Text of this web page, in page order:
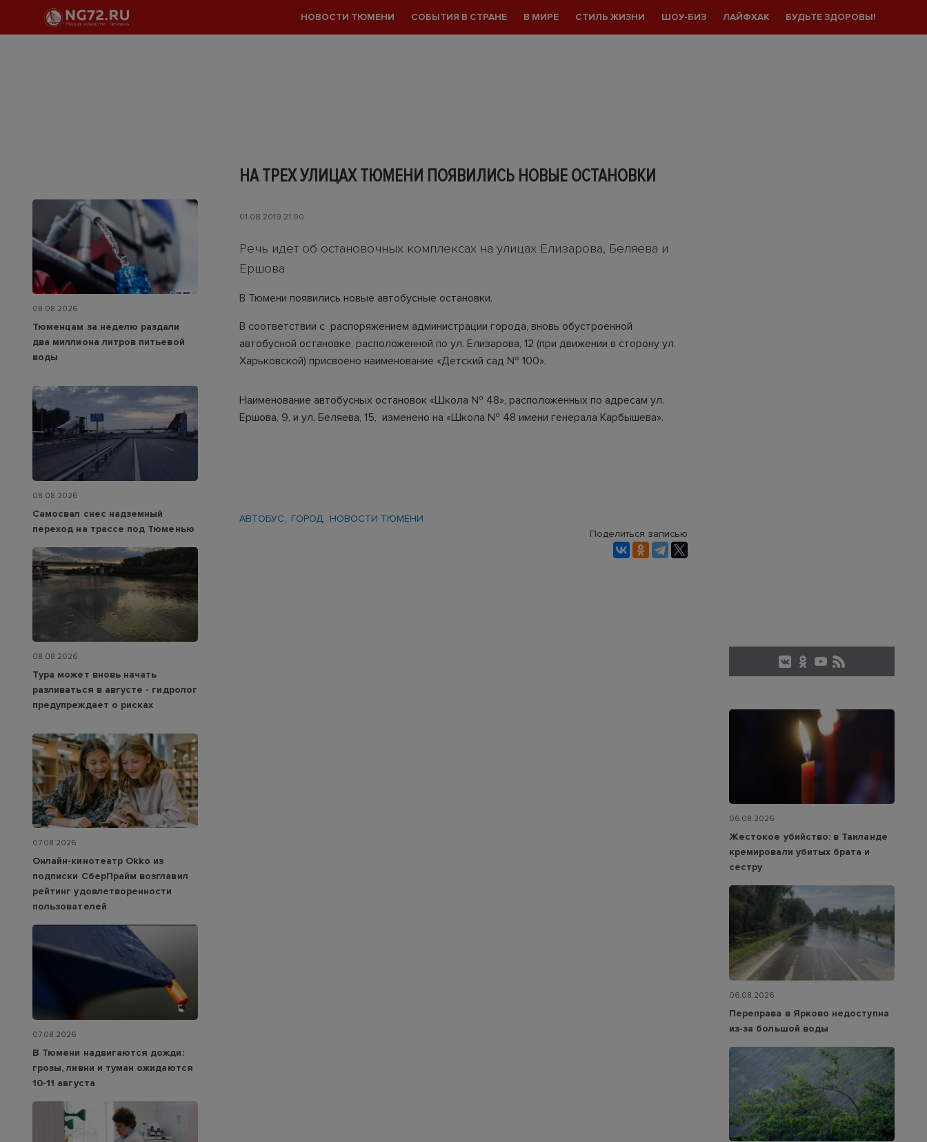
НОВОСТИ ТЮМЕНИ СОБЫТИЯ В СТРАНЕ В МИРЕ СТИЛЬ ЖИЗНИ ШОУ-БИЗ ЛАЙФХАК БУДЬТЕ ЗДОРОВЫ!
НА ТРЕХ УЛИЦАХ ТЮМЕНИ ПОЯВИЛИСЬ НОВЫЕ ОСТАНОВКИ
01.08.2019 21:00
Речь идет об остановочных комплексах на улицах Елизарова, Беляева и
Ершова
В Тюмени появились новые автобусные остановки.
В соответствии с распоряжением администрации города, вновь обустроенной
автобусной остановке, расположенной по ул. Елизарова, 12 (при движении в сторону ул.
Харьковской) присвоено наименование «Детский сад № 100».
Наименование автобусных остановок «Школа № 48», расположенных по адресам ул.
Ершова, 9, и ул. Беляева, 15, изменено на «Школа № 48 имени генерала Карбышева».
АВТОБУС ГОРОД
НОВОСТИ ТЮМЕНИ
Поделиться записью
08.08.2026
Тюменцам за неделю раздали
два миллиона литров питьевой
воды
08.08.2026
Самосвал снес надземный
переход на трассе под Тюменью
08.08.2026
Тура может вновь начать
разливаться в августе - гидролог
предупреждает о рисках
07.08.2026
Онлайн-кинотеатр Okko из
подписки СберПрайм возглавил
рейтинг удовлетворенности
пользователей
07.08.2026
В Тюмени надвигаются дожди:
грозы, ливни и туман ожидаются
10-11 августа
06.08.2026
Жестокое убийство: в Таиланде
кремировали убитых брата и
сестру
06.08.2026
Переправа в Ярково недоступна
из‑за большой воды